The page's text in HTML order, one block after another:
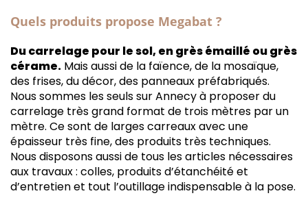
Quels produits propose Megabat ?
Du carrelage pour le sol, en grès émaillé ou grès
cérame. Mais aussi de la faïence, de la mosaïque,
des frises, du décor, des panneaux préfabriqués.
Nous sommes les seuls sur Annecy à proposer du
carrelage très grand format de trois mètres par un
mètre. Ce sont de larges carreaux avec une
épaisseur très fine, des produits très techniques.
Nous disposons aussi de tous les articles nécessaires
aux travaux : colles, produits d’étanchéité et
d’entretien et tout l’outillage indispensable à la pose.